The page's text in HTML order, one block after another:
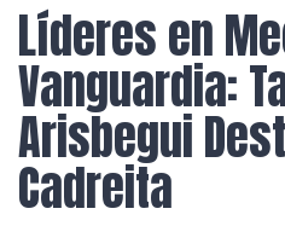
Líderes en
Vanguardia:
Arisbegui
Cadreita